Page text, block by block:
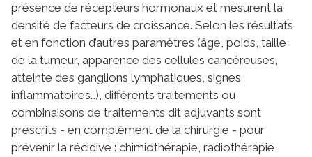
présence de récepteurs hormonaux et mesurent la
densité de facteurs de croissance. Selon les résultats
et en fonction d’autres paramètres (âge, poids, taille
de la tumeur, apparence des cellules cancéreuses,
atteinte des ganglions lymphatiques, signes
inflammatoires…), différents traitements ou
combinaisons de traitements dit adjuvants sont
prescrits - en complément de la chirurgie - pour
prévenir la récidive : chimiothérapie, radiothérapie,